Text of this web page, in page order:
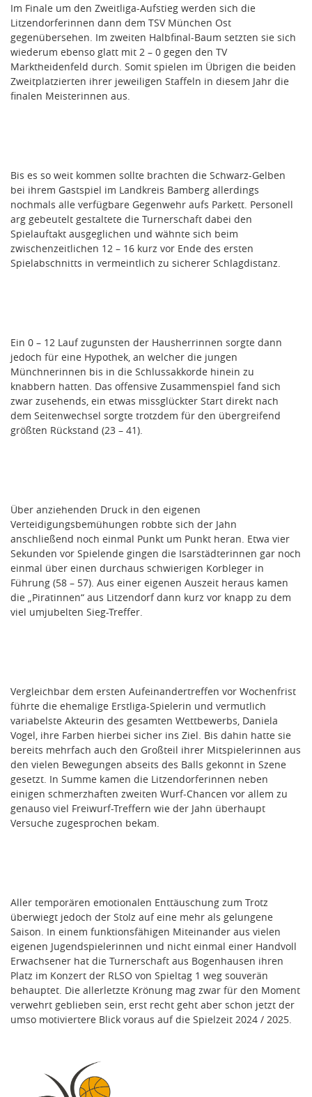
Im Finale um den Zweitliga-Aufstieg werden sich die
Litzendorferinnen dann dem TSV München Ost
gegenübersehen. Im zweiten Halbfinal-Baum setzten sie sich
wiederum ebenso glatt mit 2 – 0 gegen den TV
Marktheidenfeld durch. Somit spielen im Übrigen die beiden
Zweitplatzierten ihrer jeweiligen Staffeln in diesem Jahr die
finalen Meisterinnen aus.
Bis es so weit kommen sollte brachten die Schwarz-Gelben
bei ihrem Gastspiel im Landkreis Bamberg allerdings
nochmals alle verfügbare Gegenwehr aufs Parkett. Personell
arg gebeutelt gestaltete die Turnerschaft dabei den
Spielauftakt ausgeglichen und wähnte sich beim
zwischenzeitlichen 12 – 16 kurz vor Ende des ersten
Spielabschnitts in vermeintlich zu sicherer Schlagdistanz.
Ein 0 – 12 Lauf zugunsten der Hausherrinnen sorgte dann
jedoch für eine Hypothek, an welcher die jungen
Münchnerinnen bis in die Schlussakkorde hinein zu
knabbern hatten. Das offensive Zusammenspiel fand sich
zwar zusehends, ein etwas missglückter Start direkt nach
dem Seitenwechsel sorgte trotzdem für den übergreifend
größten Rückstand (23 – 41).
Über anziehenden Druck in den eigenen
Verteidigungsbemühungen robbte sich der Jahn
anschließend noch einmal Punkt um Punkt heran. Etwa vier
Sekunden vor Spielende gingen die Isarstädterinnen gar noch
einmal über einen durchaus schwierigen Korbleger in
Führung (58 – 57). Aus einer eigenen Auszeit heraus kamen
die „Piratinnen“ aus Litzendorf dann kurz vor knapp zu dem
viel umjubelten Sieg-Treffer.
Vergleichbar dem ersten Aufeinandertreffen vor Wochenfrist
führte die ehemalige Erstliga-Spielerin und vermutlich
variabelste Akteurin des gesamten Wettbewerbs, Daniela
Vogel, ihre Farben hierbei sicher ins Ziel. Bis dahin hatte sie
bereits mehrfach auch den Großteil ihrer Mitspielerinnen aus
den vielen Bewegungen abseits des Balls gekonnt in Szene
gesetzt. In Summe kamen die Litzendorferinnen neben
einigen schmerzhaften zweiten Wurf-Chancen vor allem zu
genauso viel Freiwurf-Treffern wie der Jahn überhaupt
Versuche zugesprochen bekam.
Aller temporären emotionalen Enttäuschung zum Trotz
überwiegt jedoch der Stolz auf eine mehr als gelungene
Saison. In einem funktionsfähigen Miteinander aus vielen
eigenen Jugendspielerinnen und nicht einmal einer Handvoll
Erwachsener hat die Turnerschaft aus Bogenhausen ihren
Platz im Konzert der RLSO von Spieltag 1 weg souverän
behauptet. Die allerletzte Krönung mag zwar für den Moment
verwehrt geblieben sein, erst recht geht aber schon jetzt der
umso motiviertere Blick voraus auf die Spielzeit 2024 / 2025.